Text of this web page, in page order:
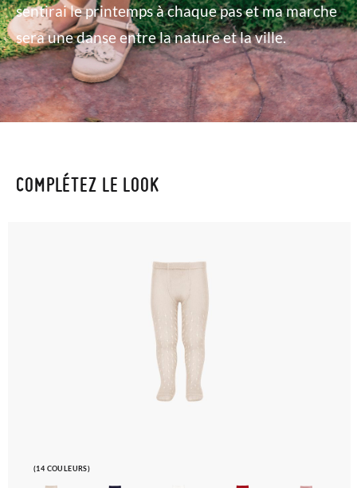
sentirai le printemps à chaque pas et ma marche
sera une danse entre la nature et la ville.
COMPLÉTEZ LE LOOK
(14 COULEURS)